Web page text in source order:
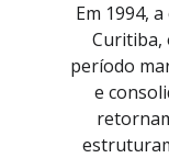
Em 1994,
Curitiba,
período
e